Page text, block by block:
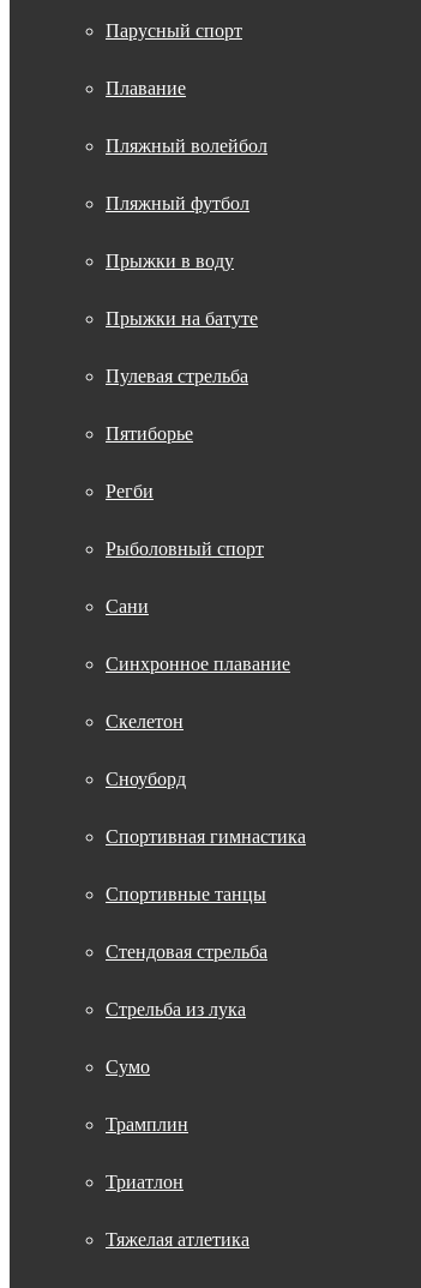
Парусный спорт
Плавание
Пляжный волейбол
Пляжный футбол
Прыжки в воду
Прыжки на батуте
Пулевая стрельба
Пятиборье
Регби
Рыболовный спорт
Сани
Синхронное плавание
Скелетон
Сноуборд
Спортивная гимнастика
Спортивные танцы
Стендовая стрельба
Стрельба из лука
Сумо
Трамплин
Триатлон
Тяжелая атлетика